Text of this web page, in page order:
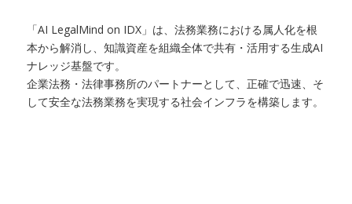
「AI LegalMind on IDX」は、法務業務における属人化を根
本から解消し、知識資産を組織全体で共有・活用する生成AI
ナレッジ基盤です。
企業法務・法律事務所のパートナーとして、正確で迅速、そ
して安全な法務業務を実現する社会インフラを構築します。